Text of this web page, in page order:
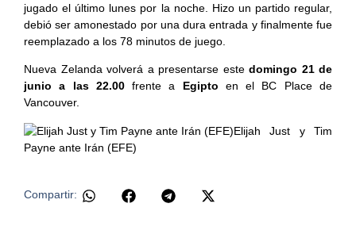
jugado el último lunes por la noche. Hizo un partido regular,
debió ser amonestado por una dura entrada y finalmente fue
reemplazado a los 78 minutos de juego.
Nueva Zelanda volverá a presentarse este domingo 21 de
junio a las 22.00frente a Egipto en el BC Place de
Vancouver.
Elijah Just y Tim
Payne ante Irán (EFE)
Compartir: